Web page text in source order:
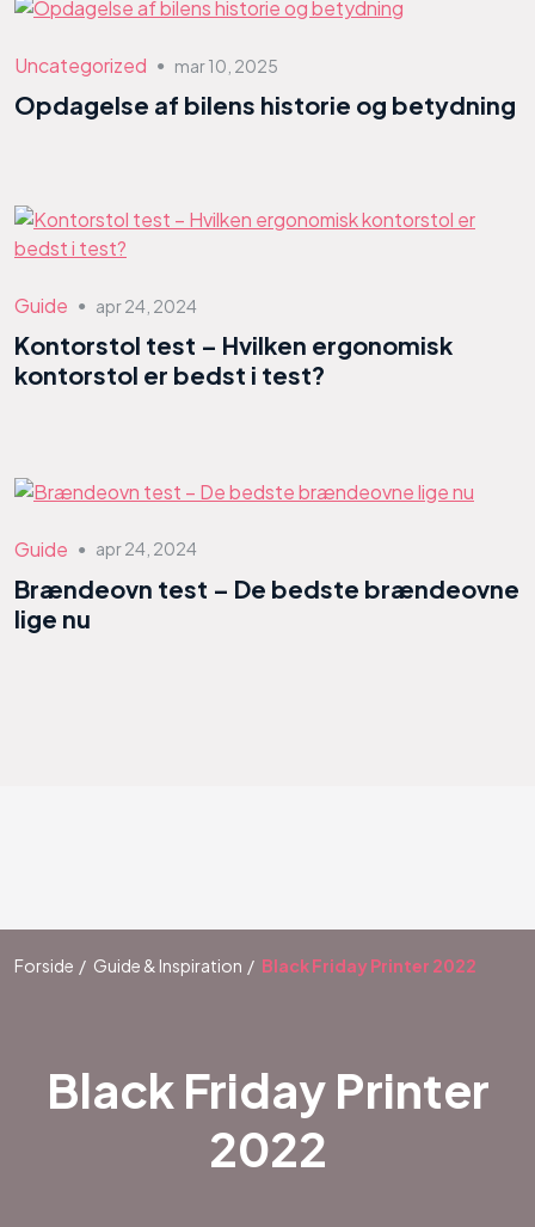
Uncategorized ● mar 10, 2025
Opdagelse af bilens historie og betydning
Guide ● apr 24, 2024
Kontorstol test – Hvilken ergonomisk
kontorstol er bedst i test?
Guide ● apr 24, 2024
Brændeovn test – De bedste brændeovne
lige nu
Forside Guide & Inspiration Black Friday Printer 2022
Black Friday Printer
2022